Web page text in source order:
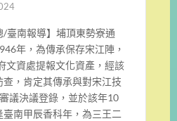
/臺南報導】埔頂東勢寮通
年，為傳承保存宋江陣，
文資處提報文化資產，經該
，肯定其傳承與對宋江技
議決議登錄，並於該年10
南甲辰香科年，為三王二